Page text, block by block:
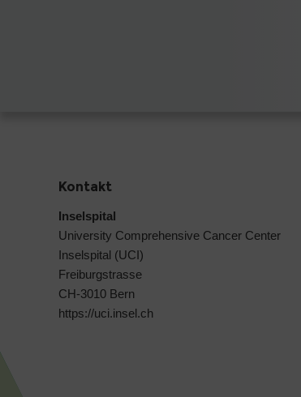
Kontakt
Inselspital
University Comprehensive Cancer Center
Inselspital (UCI)
Freiburgstrasse
CH-3010 Bern
https://uci.insel.ch